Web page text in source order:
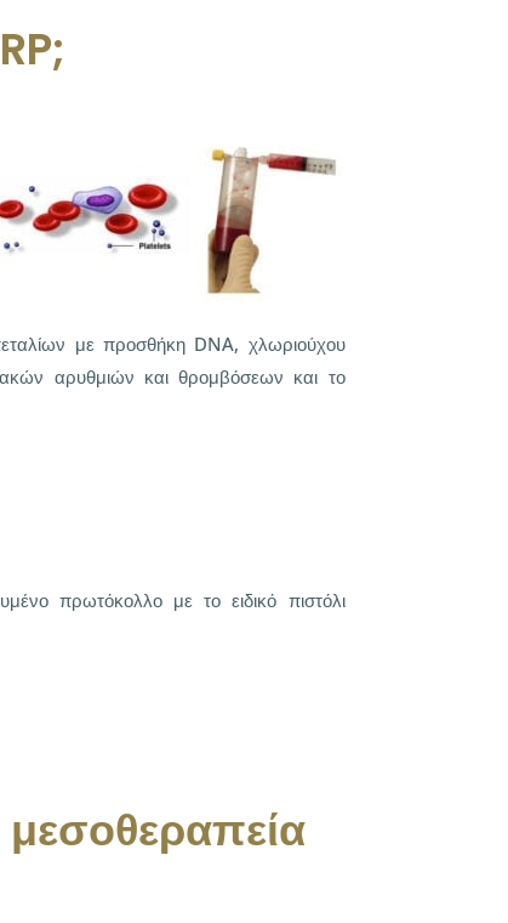
με προσθήκη DNA, χλωριούχου
αρυθμιών και θρομβόσεων και το
πρωτόκολλο με το ειδικό πιστόλι
μεσοθεραπεία